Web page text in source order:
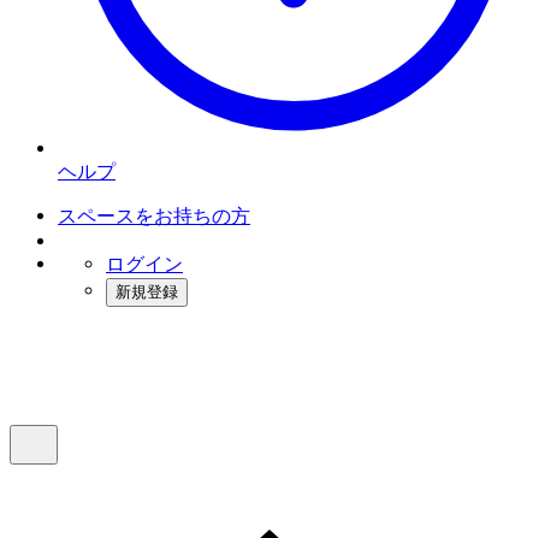
ヘルプ
スペースをお持ちの方
ログイン
新規登録